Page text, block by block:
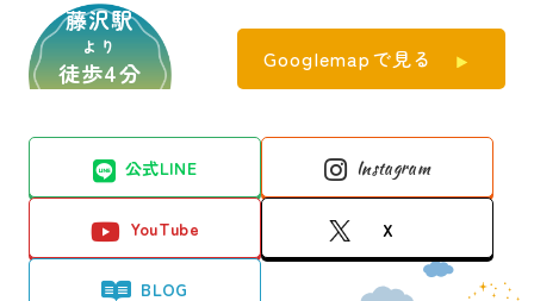
藤沢駅
より
徒歩4分 Googlemapで見る
公式LINE Instagram
YouTube X
BLOG